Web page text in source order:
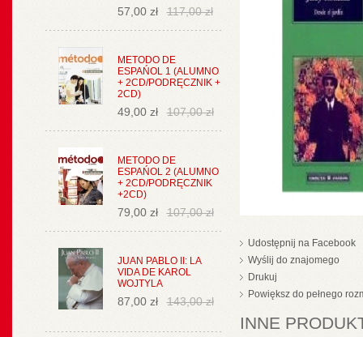
57,00 zł 117,00 zł
METODO DE
ESPAŃOL 1 (ALUMNO
+ 2CD/PODRĘCZNIK +
2CD)
49,00 zł 107,00 zł
METODO DE
ESPAŃOL 2 (ALUMNO
+ 2CD/PODRĘCZNIK
+2CD)
79,00 zł 107,00 zł
JUAN PABLO II: LA
VIDA DE KAROL
WOJTYLA
87,00 zł 143,00 zł
Udostępnij na Facebook
Wyślij do znajomego
Drukuj
Powiększ do pełnego
INNE